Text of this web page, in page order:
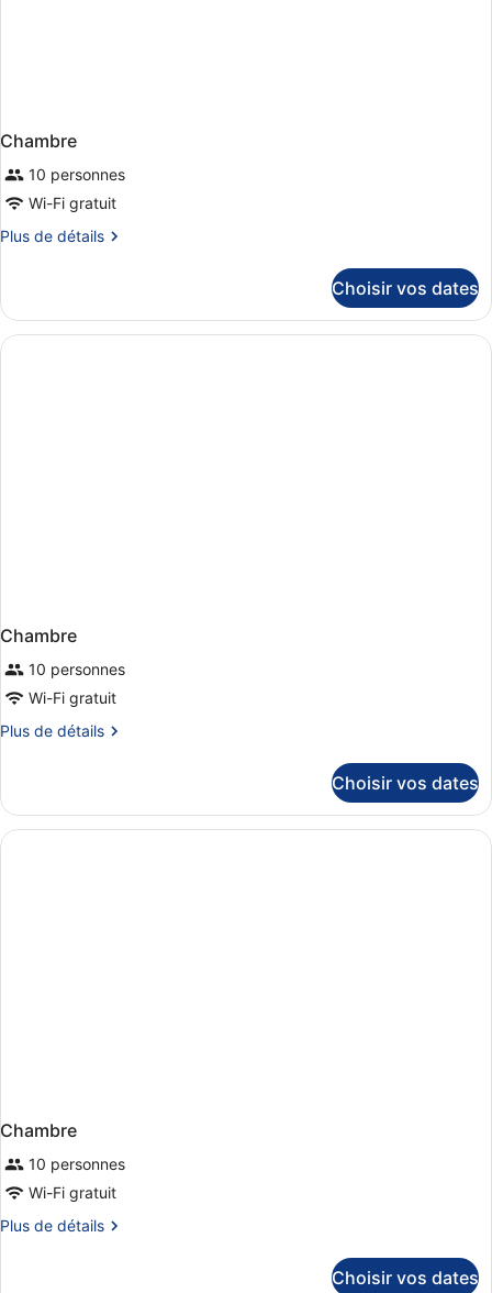
Chambre
10 personnes
Wi-Fi gratuit
Plus de détails
Plus
le
type
de
Choisir vos dates
Chambre
10 personnes
Wi-Fi gratuit
Plus de détails
Plus
le
type
de
Choisir vos dates
Chambre
10 personnes
Wi-Fi gratuit
Plus de détails
Plus
Choisir vos dates